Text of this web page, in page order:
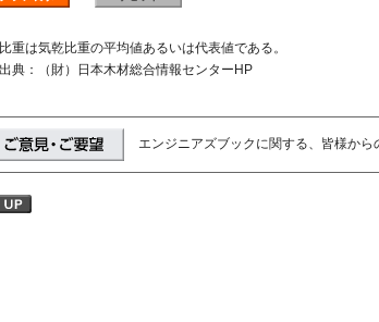
重は気乾比重の平均値あるいは代表値である。
典：（財）日本木材総合情報センターHP
エンジニアズブックに関する、皆様から